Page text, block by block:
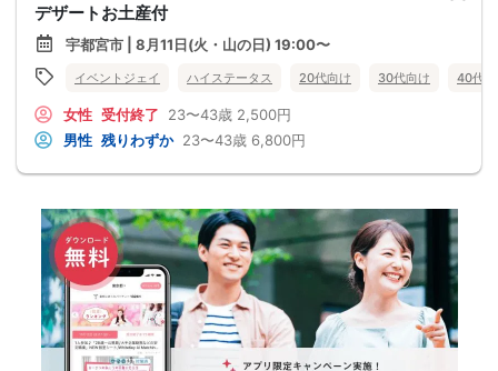
デザートお土産付
宇都宮市 | 8月11日(火・山の日) 19:00〜
イベントジェイ ハイステータス 20代向け 30代向け 40代
女性 受付終了 23〜43歳 2,500円
男性 残りわずか 23〜43歳 6,800円